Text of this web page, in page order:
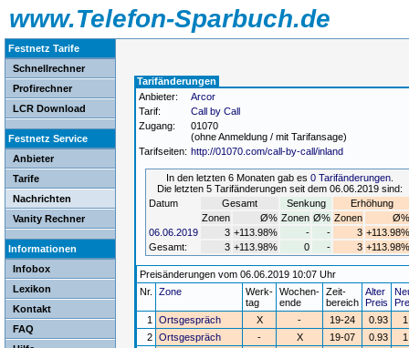
www.Telefon-Sparbuch.de
Festnetz Tarife
Schnellrechner
Profirechner
LCR Download
Festnetz Service
Anbieter
Tarife
Nachrichten
Vanity Rechner
Informationen
Infobox
Lexikon
Kontakt
FAQ
Tarifänderungen
Anbieter:
Arcor
Tarif:
Call by Call
Zugang:
01070
(ohne Anmeldung / mit Tarifansage)
Tarifseiten: http://01070.com/call-by-call/inland
In den letzten 6 Monaten gab es 0 Tarifänderungen.
Die letzten 5 Tarifänderungen seit dem 06.06.2019 sind:
Datum
Gesamt Senkung
Erhöhung
Zonen
Ø% Zonen Ø% Zonen
Ø%
06.06.2019
3 +113.98% - - 3 +113.98%
Gesamt:
3 +113.98% 0 - 3 +113.98%
Preisänderungen vom 06.06.2019 10:07 Uhr
Nr.
Zone
Werk-
tag
Wochen-
ende
Zeit-
bereich
Alter
Preis
1
Ortsgespräch X - 19-24 0.93
2 Ortsgespräch - X 19-07 0.93